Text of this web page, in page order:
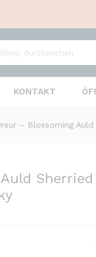
KONTAKT
– Blossoming
Sherried -